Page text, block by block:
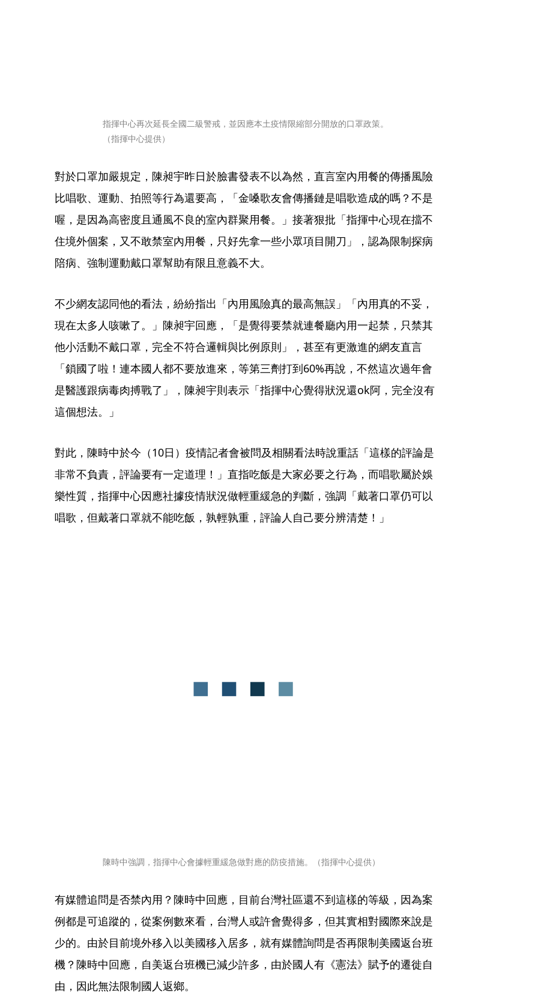
指揮中心再次延長全國二級警戒，並因應本土疫情限縮部分開放的口罩政策。
（指揮中心提供）
對於口罩加嚴規定，陳昶宇昨日於臉書發表不以為然，直言室內用餐的傳播風險
比唱歌、運動、拍照等行為還要高，「金嗓歌友會傳播鏈是唱歌造成的嗎？不是
喔，是因為高密度且通風不良的室內群聚用餐。」接著狠批「指揮中心現在擋不
住境外個案，又不敢禁室內用餐，只好先拿一些小眾項目開刀」，認為限制探病
陪病、強制運動戴口罩幫助有限且意義不大。
不少網友認同他的看法，紛紛指出「內用風險真的最高無誤」「內用真的不妥，
現在太多人咳嗽了。」陳昶宇回應，「是覺得要禁就連餐廳內用一起禁，只禁其
他小活動不戴口罩，完全不符合邏輯與比例原則」，甚至有更激進的網友直言
「鎖國了啦！連本國人都不要放進來，等第三劑打到60%再說，不然這次過年會
是醫護跟病毒肉搏戰了」，陳昶宇則表示「指揮中心覺得狀況還ok阿，完全沒有
這個想法。」
對此，陳時中於今（10日）疫情記者會被問及相關看法時說重話「這樣的評論是
非常不負責，評論要有一定道理！」直指吃飯是大家必要之行為，而唱歌屬於娛
樂性質，指揮中心因應社據疫情狀況做輕重緩急的判斷，強調「戴著口罩仍可以
唱歌，但戴著口罩就不能吃飯，孰輕孰重，評論人自己要分辨清楚！」
陳時中強調，指揮中心會據輕重緩急做對應的防疫措施。（指揮中心提供）
有媒體追問是否禁內用？陳時中回應，目前台灣社區還不到這樣的等級，因為案
例都是可追蹤的，從案例數來看，台灣人或許會覺得多，但其實相對國際來說是
少的。由於目前境外移入以美國移入居多，就有媒體詢問是否再限制美國返台班
機？陳時中回應，自美返台班機已減少許多，由於國人有《憲法》賦予的遷徙自
由，因此無法限制國人返鄉。